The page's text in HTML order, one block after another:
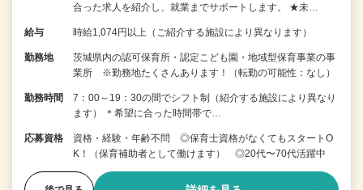
合った求人を紹介し、就業までサポートします。 ★未…
給与 時給1,074円以上（ご紹介する施設により異なります）
勤務地
茨城県内の認可保育所・認定こども園・地域型保育事業の事
業所 ※勤務地たくさんあります！（転勤の可能性：なし）
勤務時間
7：00～19：30の間でシフト制（紹介する施設により異なり
ます） ＊希望に合った時間帯で…
応募資格
資格・経験・年齢不問 ◎保育士資格がなくてもスタートO
K！（保育補助者として働けます） ◎20代〜70代活躍中